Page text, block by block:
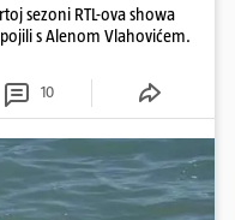
sezoni RTL-ova showa
s Alenom Vlahovićem.
10